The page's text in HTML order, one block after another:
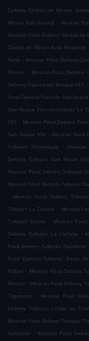
Delivery Ciudad de México
México San Juanico . Mexican
Mexican Food Delivery Ciudad de
Ciudad de México Bello Horizonte
Norte . Mexican Food Delivery
México . Mexican Food Delivery
Delivery Paseos del Bosque 012 .
Food Delivery Fracción San
San Roque Fraccionamiento La
001 . Mexican Food Delivery
San Roque 009 . Mexican Food
Tultepec Xochimiquia .
Delivery Tultepec San Miguel
Mexican Food Delivery Tultepec
Mexican Food Delivery Tultepec
.
Mexican Food Delivery
Tultepec La Cantera . Mexican
Tultepec Centro . Mexican
Delivery Tultepec La Cañada .
Food Delivery Tultepec Tepetlixco .
Food Delivery Tultepec Barrio
Rafael . Mexican Food Delivery
Mirador . Mexican Food Delivery
Trigotenco . Mexican Food
Delivery Tultepec Lomas de
Mexican Food Delivery Tultepec
Xahuento . Mexican Food